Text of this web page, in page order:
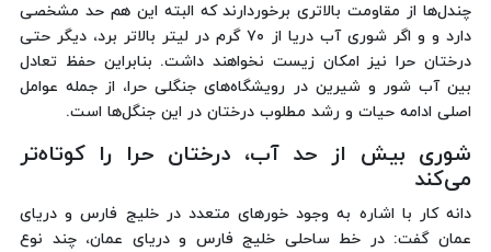
چندل‌ها از مقاومت بالاتری برخوردارند که البته این هم حد مشخصی
دارد و و اگر شوری آب دریا از ۷۰ گرم در لیتر بالاتر برد، دیگر حتی
درختان حرا نیز امکان زیست نخواهند داشت. بنابراین حفظ تعادل
بین آب شور و شیرین در رویشگاه‌های جنگلی حرا، از جمله عوامل
اصلی ادامه حیات و رشد مطلوب درختان در این جنگل‌ها است.
شوری بیش از حد آب، درختان حرا را کوتاه‌تر
می‌کند
دانه کار با اشاره به وجود خورهای متعدد در خلیج فارس و دریای
عمان گفت: در خط ساحلی خلیج فارس و دریای عمان، چند نوع